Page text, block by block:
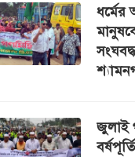
ধর্মের
জুলাই